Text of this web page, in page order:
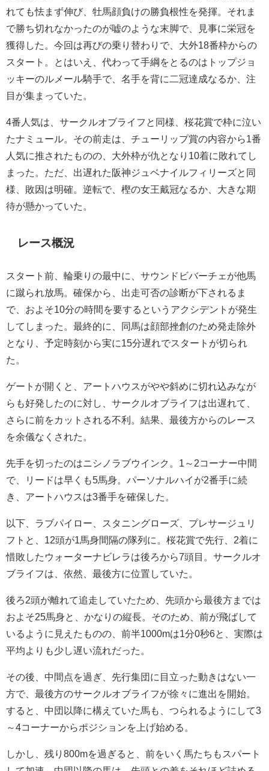
れても怯まず伸び、牡馬顔負けの勝負根性を発揮。それま
で勝ち切れなかったのが嘘のような末脚で、見事に栄冠を
獲得した。今回は再びの乗り替わりで、大外18番枠からの
スタート。とはいえ、代わって手綱をとるのはトップジョ
ッキーのルメール騎手で、名手を背に二冠達成なるか、注
目が集まっていた。
4番人気は、サークルオブライフと同様、桜花賞で枠に泣い
たナミュール。その前走は、チューリップ賞の内容から1番
人気に推されたものの、大外枠が仇となり10着に敗れてし
まった。ただ、出遅れた阪神ジュベナイルフィリーズと同
様、敗因は明確。逆転で、樫の女王戴冠なるか、大きな期
待が懸かっていた。
レース概況
スタート前、輪乗りの最中に、サウンドビバーチェが他馬
に蹴られ放馬。確保から、出走可否の診断が下されるま
で、およそ10分の時間を要するというアクシデントが発生
してしまった。最終的に、同馬は顔部挫創のため発走除外
となり、予定時刻から実に15分遅れでスタートが切られ
た。
ゲートが開くと、アートハウスがやや斜めに切れ込みなが
らも好発したのに対し、サークルオブライフは出遅れて、
さらに前をカットされる不利。結果、最後方からのレース
を余儀なくされた。
先手を切ったのはニシノラブウインク。1～2コーナー中間
で、リードは早くも5馬身。パーソナルハイが2番手に続
き、アートハウスは3番手を確保した。
以下、ラブパイロー、スタニングローズ、プレサージュリ
フトと、12頭が1馬身間隔の隊列に。桜花賞で先行、2着に
惜敗したウォーターナビレラは後ろから7頭目。サークルオ
ブライフは、依然、最後方に位置していた。
後ろ2頭が離れて追走していたため、先頭から最後方までは
およそ25馬身と、かなりの縦長。そのため、前が飛ばして
いるように見えたものの、前半1000mは1分0秒6と、実際は
平均よりも少し遅い流れだった。
その後、中間点を過ぎ、先行集団に目立った動きはない一
方で、最後方のサークルオブライフが徐々に進出を開始。
すると、中団以降に構えていた馬も、つられるようにして3
～4コーナーからポジションを上げ始める。
しかし、残り800mを過ぎると、前をいく馬たちもスパート